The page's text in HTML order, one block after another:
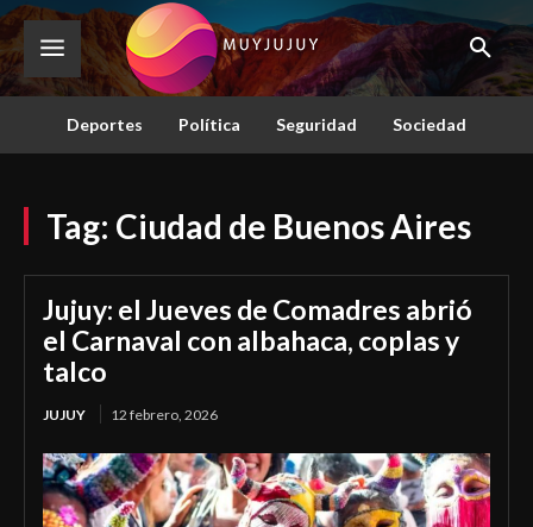
Deportes Política Seguridad Sociedad
Tag: Ciudad de Buenos Aires
Jujuy: el Jueves de Comadres abrió
el Carnaval con albahaca, coplas y
talco
JUJUY 12 febrero, 2026